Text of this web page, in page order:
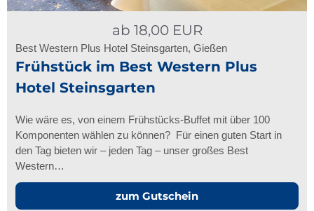
ab 18,00EUR
Best Western Plus Hotel Steinsgarten, Gießen
Frühstück im Best Western Plus
Hotel Steinsgarten
Wie wäre es, von einem Frühstücks-Buffet mit über 100
Komponenten wählen zu können? Für einen guten Start in
den Tag bieten wir – jeden Tag – unser großes Best
Western…
zum Gutschein